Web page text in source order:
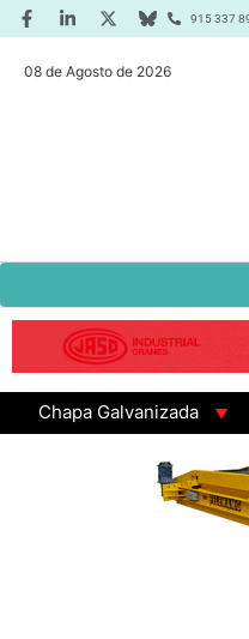
915 337
08 de Agosto de 2026
Chapa Galvanizada